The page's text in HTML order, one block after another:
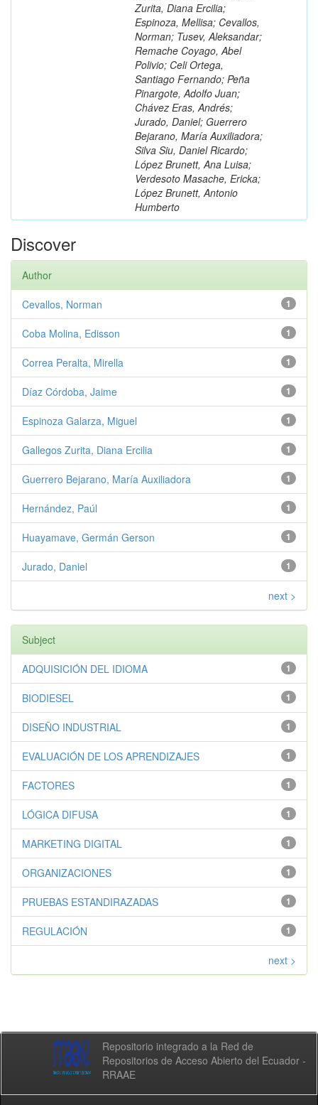
Zurita, Diana Ercilia;
Espinoza, Mellisa; Cevallos,
Norman; Tusev, Aleksandar;
Remache Coyago, Abel
Polivio; Celi Ortega,
Santiago Fernando; Peña
Pinargote, Adolfo Juan;
Chávez Eras, Andrés;
Jurado, Daniel; Guerrero
Bejarano, María Auxiliadora;
Silva Siu, Daniel Ricardo;
López Brunett, Ana Luisa;
Verdesoto Masache, Ericka;
López Brunett, Antonio
Humberto
Discover
Author
1
Cevallos, Norman
1
Coba Molina, Edisson
1
Correa Peralta, Mirella
1
Díaz Córdoba, Jaime
1
Espinoza Galarza, Miguel
1
Gallegos Zurita, Diana Ercilia
1
Guerrero Bejarano, María Auxiliadora
1
Hernández, Paúl
1
Huayamave, Germán Gerson
1
Jurado, Daniel
next >
Subject
1
ADQUISICIÓN DEL IDIOMA
1
BIODIESEL
1
DISEÑO INDUSTRIAL
1
EVALUACIÓN DE LOS APRENDIZAJES
1
FACTORES
1
LÓGICA DIFUSA
1
MARKETING DIGITAL
1
ORGANIZACIONES
1
PRUEBAS ESTANDIRAZADAS
1
REGULACIÓN
next >
Repositorio integrado a la Red de
Repositorios de Acceso Abierto del Ecuador -
RRAAE